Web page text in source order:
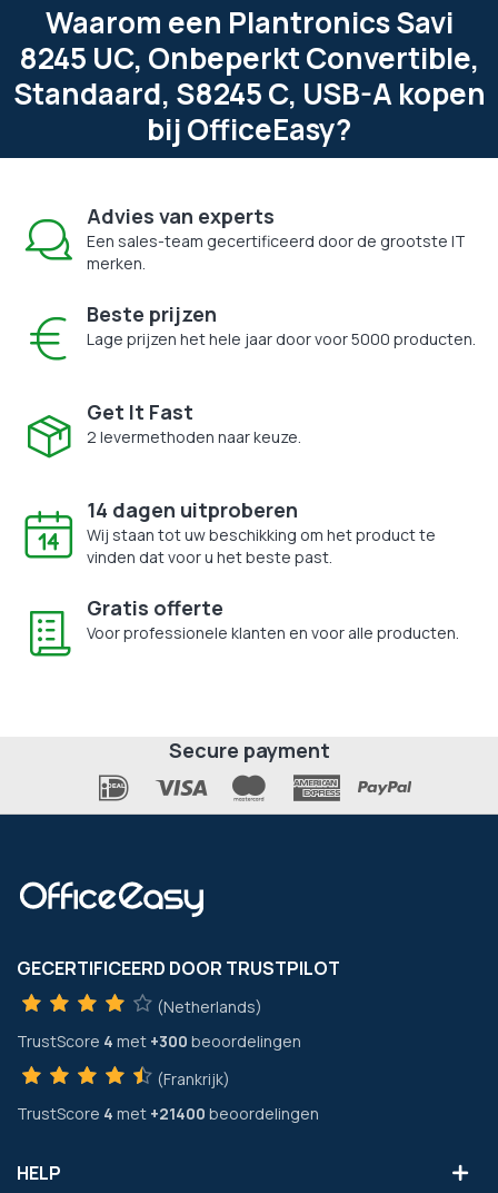
Waarom een Plantronics Savi
8245 UC, Onbeperkt Convertible,
Standaard, S8245 C, USB-A kopen
bij OfficeEasy?
Advies van experts
Een sales-team gecertificeerd door de grootste IT
merken.
Beste prijzen
Lage prijzen het hele jaar door voor 5000 producten.
Get It Fast
2 levermethoden naar keuze.
14 dagen uitproberen
Wij staan tot uw beschikking om het product te
vinden dat voor u het beste past.
Gratis offerte
Voor professionele klanten en voor alle producten.
Secure payment
GECERTIFICEERD DOOR TRUSTPILOT
(Netherlands)
TrustScore 4 met +300 beoordelingen
(Frankrijk)
TrustScore 4 met +21400 beoordelingen
HELP